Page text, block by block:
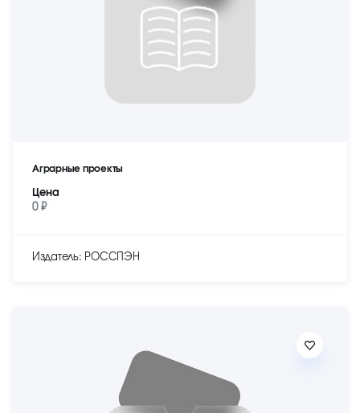
Аграрные проекты
Цена
0 ₽
Издатель: РОССПЭН